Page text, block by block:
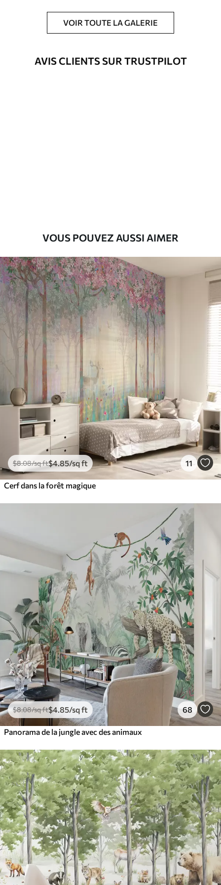
Vinyle Premium
VOIR TOUTE LA GALERIE
AVIS CLIENTS SUR TRUSTPILOT
VOUS POUVEZ AUSSI AIMER
$8.08/sq ft$4.85/sq ft 11
Cerf dans la forêt magique
$8.08/sq ft$4 .85/sq ft 68
Panorama de la jungle avec des animaux